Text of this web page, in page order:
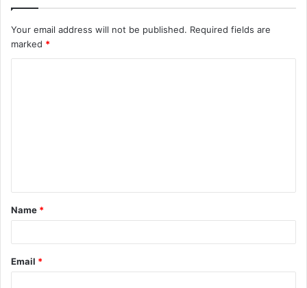
Your email address will not be published. Required fields are
marked *
Name *
Email *